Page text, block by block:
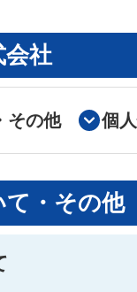
会社
その他 個
て・その他